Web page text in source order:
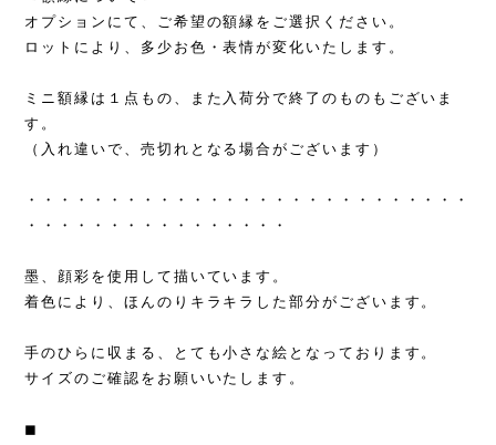
オプションにて、ご希望の額縁をご選択ください。
ロットにより、多少お色・表情が変化いたします。
ミニ額縁は１点もの、また入荷分で終了のものもございま
す。
（入れ違いで、売切れとなる場合がございます）
・・・・・・・・・・・・・・・・・・・・・・・・・・・
・・・・・・・・・・・・・・・・
墨、顔彩を使用して描いています。
着色により、ほんのりキラキラした部分がございます。
手のひらに収まる、とても小さな絵となっております。
サイズのご確認をお願いいたします。
◼︎